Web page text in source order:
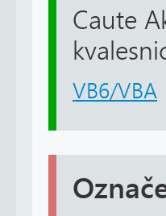
Caute
VB6/VBA